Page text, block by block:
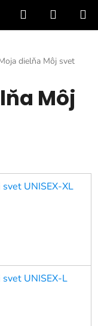
Hľadať
KOŠÍK
dielňa Môj svet
Môj
UNISEX-XL
UNISEX-L